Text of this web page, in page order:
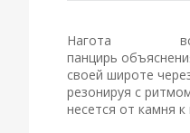
Нагота все
панцирь
своей широте
резонируя с
несется от камня